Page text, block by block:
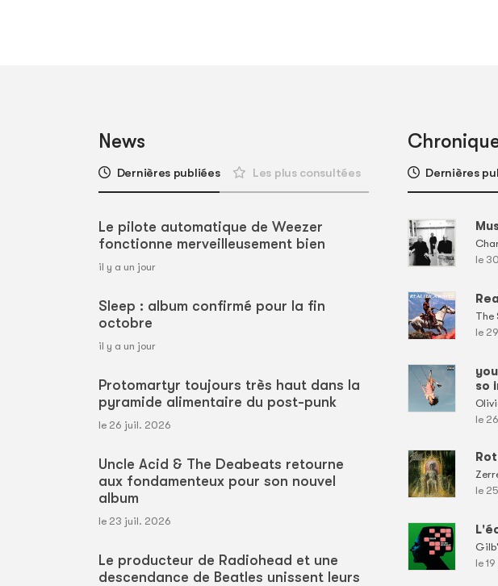
News
Dernières publiées Les plus consultées
Le pilote automatique de Weezer
fonctionne merveilleusement bien
il y a un jour
Sleep : album confirmé pour la fin
octobre
il y a un jour
Protomartyr toujours très haut dans la
pyramide alimentaire du post-punk
le 26 juil. 2026
Uncle Acid & The Deabeats retourne
aux fondamenteux pour son nouvel
album
le 23 juil. 2026
Le producteur de Radiohead et une
descendance de Beatles unissent leurs
Dernières
le
The
le
so
le
le
le